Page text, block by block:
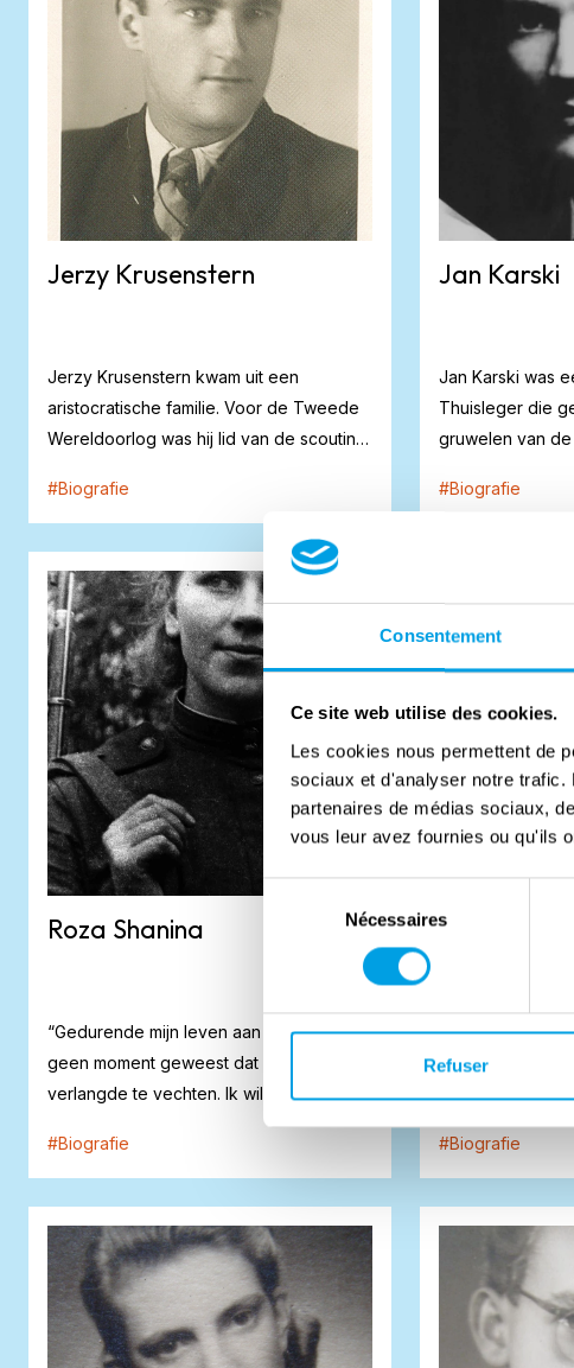
Consentement
Ce site web utilise des cookies.
Les cookies nous permettent de
sociaux et d'analyser notre trafic.
partenaires de médias sociaux,
vous leur avez fournies ou qu'ils
Sélection
consentement
Nécessaires
Refuser
Jerzy Krusenstern
Jerzy Krusenstern kwam uit een
aristocratische familie. Voor de Tweede
Wereldoorlog was hij lid van de scouting.
#Biografie
Jan Karski
Jan Karski was
Thuisleger die
gruwelen van
#Biografie
Roza Shanina
“Gedurende mijn leven aan het front is er
geen moment geweest dat ik niet
verlangde te vechten. Ik wil zijn waar de
#Biografie
Roger
In 1950
schrijver Paul
Het boek was
massale ont...
#Biografie